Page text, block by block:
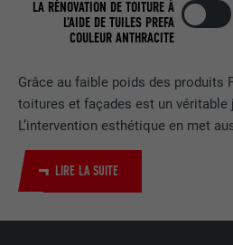
Grâce au faible poids des produits
toitures et façades est un véritable
L’intervention esthétique en met
LIRE LA SUITE
LA RÉNOVATION DE TOITURE À
L’AIDE DE TUILES PREFA
COULEUR ANTHRACITE
EXPIRATION 2 ans
UTILITÉ
LinkedIn pour
services
NOM